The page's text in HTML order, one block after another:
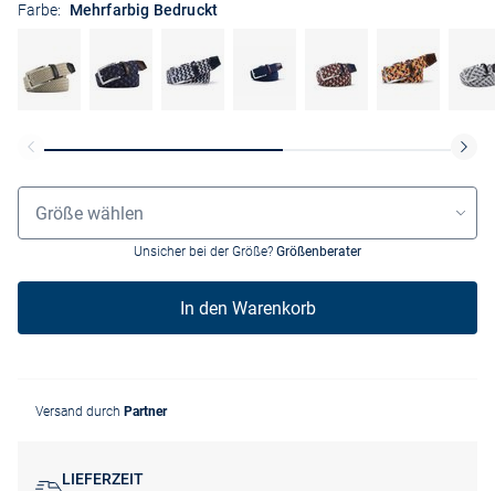
Farbe: Mehrfarbig Bedruckt
Größenauswahl
Größe wählen
Unsicher bei der Größe? Größenberater
In den Warenkorb
Versand durch Partner
LIEFERZEIT